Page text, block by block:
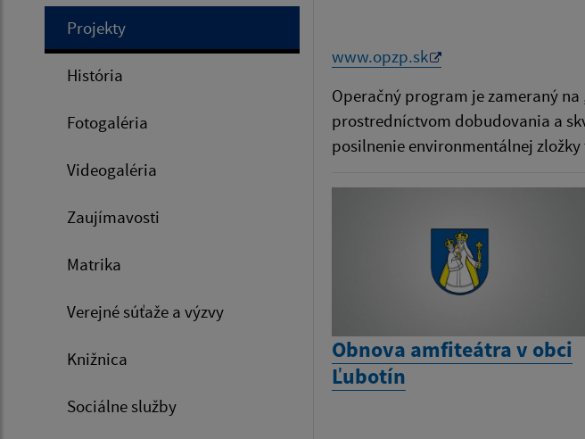
Projekty
História
Fotogaléria
Videogaléria
Zaujímavosti
Matrika
Verejné súťaže a výzvy
Knižnica
Sociálne služby
www.opzp.sk
Operačný program je zameraný
prostredníctvom dobudovania a
posilnenie environmentálnej
Obnova amfiteátra v obci
Ľubotín